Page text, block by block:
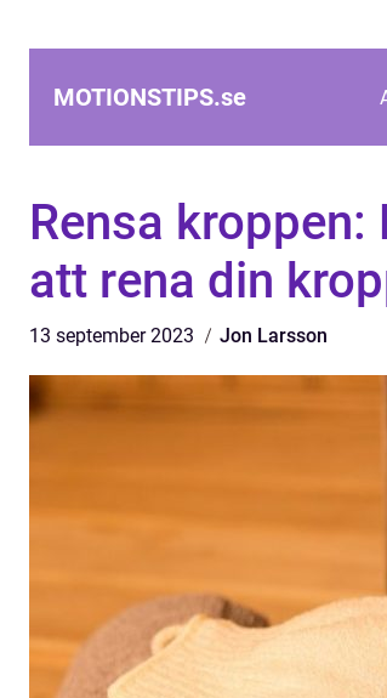
MOTIONSTIPS.se
Rensa kroppen:
att rena din
13 september 2023 Jon Larsson